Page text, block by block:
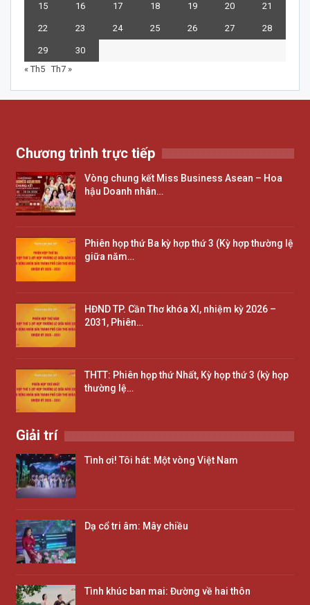
15 16 17 18 19 20 21
22 23 24 25 26 27 28
29
30
« Th5 Th7 »
Chương trình trực tiếp
Vòng chung kết Miss Business Asean – Hoa
hậu Doanh nhân…
Phiên họp thứ Ba kỳ hợp thứ 3 (Kỳ hợp thường lệ
giữa năm…
HĐND TP. Cần Thơ khóa XI, nhiệm kỳ 2026 –
2031, Phiên…
THTT: Phiên họp thứ Nhất, Kỳ họp thứ 3 (kỳ họp
thường lệ…
Giải trí
Tình ơi! Tôi hát: Một vòng Việt Nam
Dạ cổ tri âm: Mây chiều
Tình khúc ban mai: Đường về hai thôn